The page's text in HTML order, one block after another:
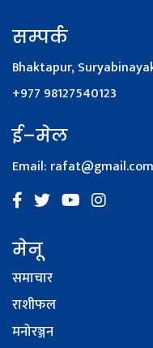
सम्पर्क
Bhaktapur,
+977 98127540123
ई–मेल
Email: rafat@gmail.com
मेनू
समाचार
राशीफल
मनोरञ्जन